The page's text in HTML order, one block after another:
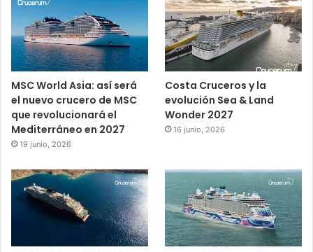
MSC World Asia: así será
el nuevo crucero de MSC
que revolucionará el
Mediterráneo en 2027
19 junio, 2026
Costa Cruceros y la
evolución Sea & Land
Wonder 2027
16 junio, 2026